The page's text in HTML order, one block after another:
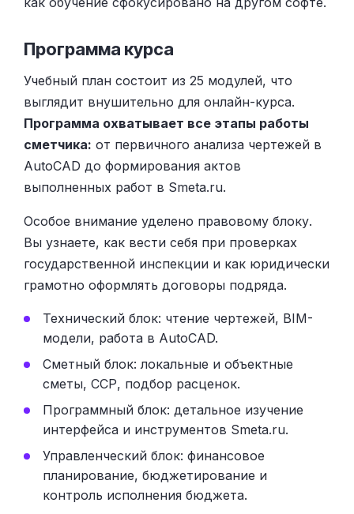
Программа курса
Учебный план состоит из 25 модулей, что
выглядит внушительно для онлайн-курса.
Программа охватывает все этапы работы
сметчика: от первичного анализа чертежей в
AutoCAD до формирования актов
выполненных работ в Smeta.ru.
Особое внимание уделено правовому блоку.
Вы узнаете, как вести себя при проверках
государственной инспекции и как юридически
грамотно оформлять договоры подряда.
Технический блок: чтение чертежей, BIM-
модели, работа в AutoCAD.
Сметный блок: локальные и объектные
сметы, ССР, подбор расценок.
Программный блок: детальное изучение
интерфейса и инструментов Smeta.ru.
Управленческий блок: финансовое
планирование, бюджетирование и
контроль исполнения бюджета.